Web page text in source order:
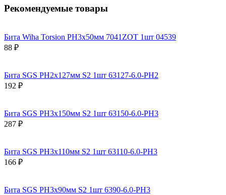
Рекомендуемые товары
Бита Wiha Torsion PH3х50мм 7041ZOT 1шт 04539
88 ₽
Бита SGS PH2х127мм S2 1шт 63127-6.0-PH2
192 ₽
Бита SGS PH3х150мм S2 1шт 63150-6.0-PH3
287 ₽
Бита SGS PH3х110мм S2 1шт 63110-6.0-PH3
166 ₽
Бита SGS PH3х90мм S2 1шт 6390-6.0-PH3